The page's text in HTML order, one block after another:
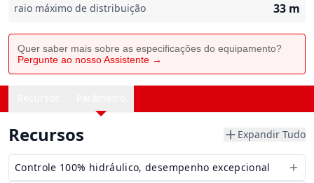
raio máximo de distribuição 33 m
Quer saber mais sobre as especificações do equipamento?
Pergunte ao nosso Assistente →
Recursos Expandir Tudo
Controle 100% hidráulico, desempenho excepcional